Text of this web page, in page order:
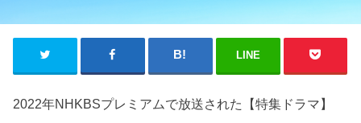
LINE
2022年NHKBSプレミアムで放送された【特集ドラマ】